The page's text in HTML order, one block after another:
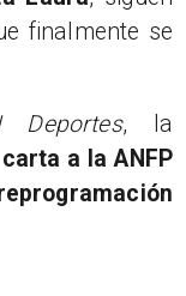
finalmente se
Deportes, la
a la ANFP